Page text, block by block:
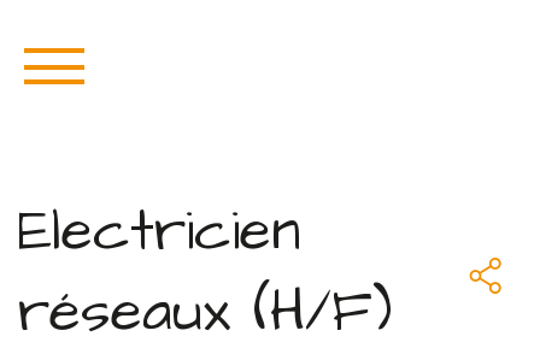
Electricien
réseaux (H/F)